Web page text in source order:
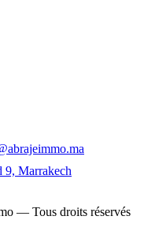
9, Marrakech
— Tous droits réservés